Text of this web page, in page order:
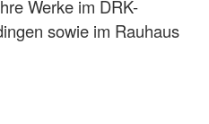
Werke im DRK-
sowie im Rauhaus